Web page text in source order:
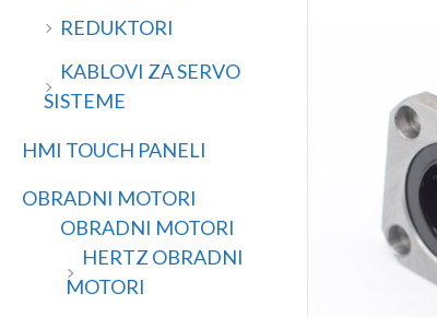
REDUKTORI
KABLOVI ZA SERVO
SISTEME
HMI TOUCH PANELI
OBRADNI MOTORI
OBRADNI MOTORI
HERTZ OBRADNI
MOTORI